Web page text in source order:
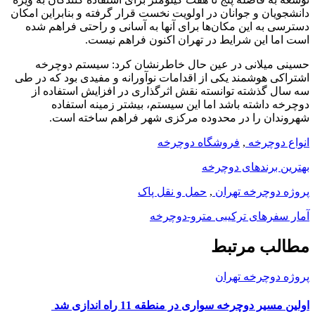
دانشجویان و جوانان در اولویت نخست قرار گرفته و بنابراین امکان
دسترسی به این مکان‌ها برای آنها به آسانی و راحتی فراهم شده
است اما این شرایط در تهران اکنون فراهم نیست.
حسینی میلانی در عین حال خاطرنشان کرد: سیستم دوچرخه
اشتراکی هوشمند یکی از اقدامات نوآورانه و مفیدی بود که در طی
سه سال گذشته توانسته نقش اثرگذاری در افزایش استفاده از
دوچرخه داشته باشد اما این سیستم، بیشتر زمینه استفاده
شهروندان را در محدوده مرکزی شهر فراهم ساخته است.
انواع دوچرخه , فروشگاه دوچرخه
بهترین برندهای دوچرخه
پروژه دوچرخه تهران , حمل و نقل پاک
آمار سفرهای ترکیبی مترو-دوچرخه
مطالب مرتبط
پروژه دوچرخه تهران
اولین مسیر دوچرخه سواری در منطقه 11 راه اندازی شد